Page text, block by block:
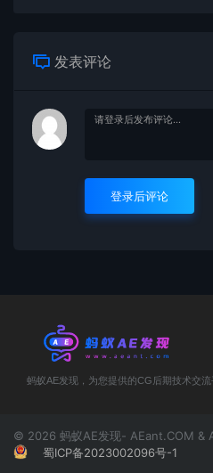
发表评论
登录后评论
蚂蚁AE发现，为您提供的CG后期技术交流
© 2026 蚂蚁AE发现- AEant.COM &
蜀ICP备2023002096号-1